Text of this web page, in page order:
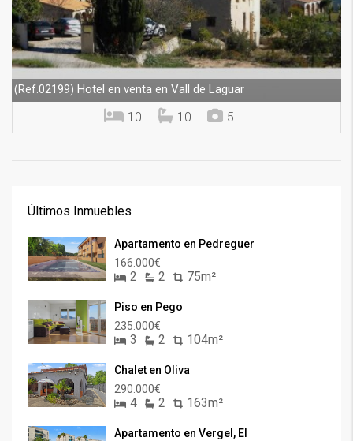
(Ref.02199) Hotel en venta en Vall de Laguar
10 10 5
Últimos Inmuebles
Apartamento en Pedreguer
166.000€
2 2 75m²
Piso en Pego
235.000€
3 2 104m²
Chalet en Oliva
290.000€
4 2 163m²
Apartamento en Vergel, El